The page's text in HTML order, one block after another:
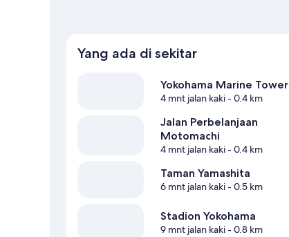
Yang ada di sekitar
Yokohama Marine Tower
4 mnt jalan kaki- 0.4 km
Jalan Perbelanjaan
Motomachi
4 mnt jalan kaki- 0.4 km
Taman Yamashita
6 mnt jalan kaki- 0.5 km
Stadion Yokohama
9 mnt jalan kaki- 0.8 km